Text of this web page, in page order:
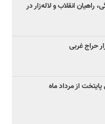
راهیان انقلاب و لاله‌زار در
حراج غربی
از مرداد ماه